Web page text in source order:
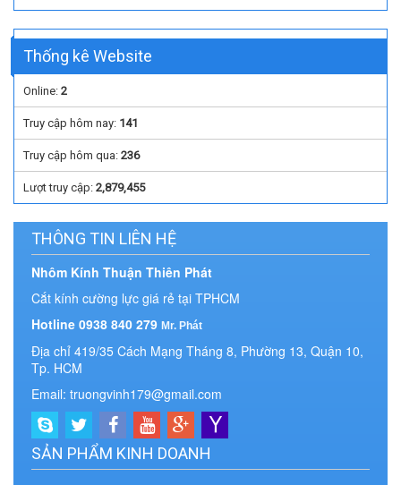
Thống kê Website
Online: 2
Truy cập hôm nay: 141
Truy cập hôm qua: 236
Lượt truy cập: 2,879,455
THÔNG TIN LIÊN HỆ
Nhôm Kính Thuận Thiên Phát
Cắt kính cường lực giá rẻ tại TPHCM
Hotline 0938 840 279 Mr. Phát
Địa chỉ 419/35 Cách Mạng Tháng 8, Phường 13, Quận 10,
Tp. HCM
Email: truongvinh179@gmail.com
SẢN PHẨM KINH DOANH